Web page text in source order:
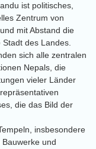
ist politisches,
Zentrum von
mit Abstand die
des Landes.
sich alle zentralen
Nepals, die
vieler Länder
die das Bild der
insbesondere
und